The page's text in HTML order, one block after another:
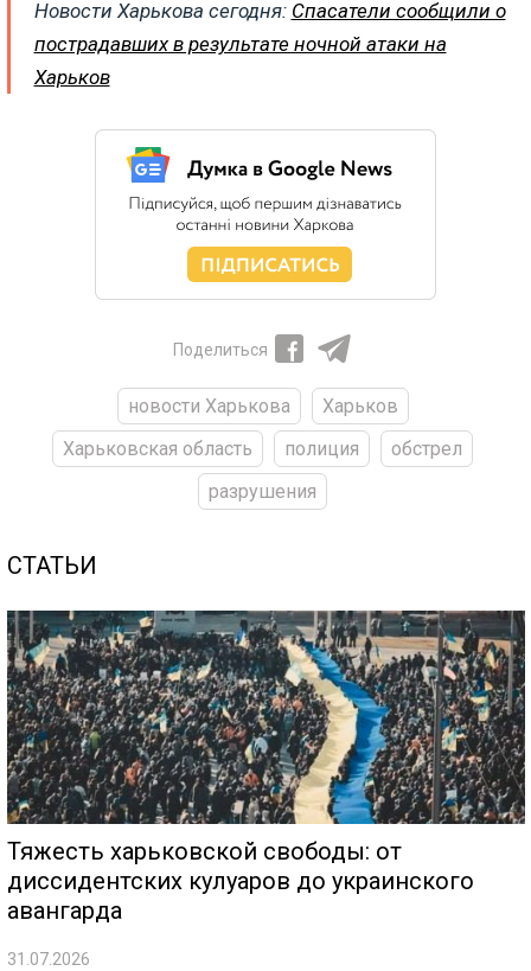
Новости Харькова сегодня: Спасатели сообщили о
пострадавших в результате ночной атаки на
Харьков
Поделиться
новости Харькова
Харьков
Харьковская область
полиция
обстрел
разрушения
СТАТЬИ
Тяжесть харьковской свободы: от
диссидентских кулуаров до украинского
авангарда
31.07.2026